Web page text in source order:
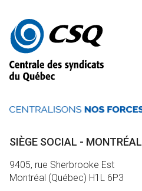
Autres
informations
SIÈGE SOCIAL - MONTRÉAL
9405, rue Sherbrooke Est
Montréal (Québec) H1L 6P3